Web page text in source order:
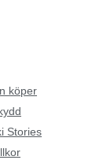
köper
Stories